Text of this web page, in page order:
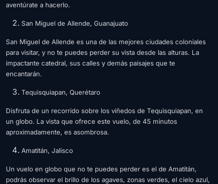
aventúrate a hacerlo.
San Miguel de Allende, Guanajuato
San Miguel de Allende es una de las mejores ciudades coloniales
para visitar, y no te puedes perder su vista desde las alturas. La
impactante catedral, sus calles y demás paisajes que te
encantarán.
Tequisquiapan, Querétaro
Disfruta de un recorrido sobre los viñedos de Tequisquiapan, en
un globo. La vista que ofrece este vuelo, de 45 minutos
aproximadamente, es asombrosa.
Amatitán, Jalisco
Un vuelo en globo que no te puedes perder es el de Amatitán,
podrás observar el brillo de los agaves, zonas verdes, el cielo azul,